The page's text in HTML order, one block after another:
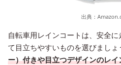
出典：
自転車用レインコートは、安全
て目立ちやすいものを選びましょ
ー）付きや目立つデザインのレ